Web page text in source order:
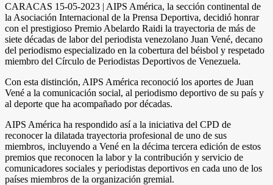
CARACAS 15-05-2023 | AIPS América, la sección continental de
la Asociación Internacional de la Prensa Deportiva, decidió honrar
con el prestigioso Premio Abelardo Raidi la trayectoria de más de
siete décadas de labor del periodista venezolano Juan Vené, decano
del periodismo especializado en la cobertura del béisbol y respetado
miembro del Círculo de Periodistas Deportivos de Venezuela.
Con esta distinción, AIPS América reconoció los aportes de Juan
Vené a la comunicación social, al periodismo deportivo de su país y
al deporte que ha acompañado por décadas.
AIPS América ha respondido así a la iniciativa del CPD de
reconocer la dilatada trayectoria profesional de uno de sus
miembros, incluyendo a Vené en la décima tercera edición de estos
premios que reconocen la labor y la contribución y servicio de
comunicadores sociales y periodistas deportivos en cada uno de los
países miembros de la organización gremial.